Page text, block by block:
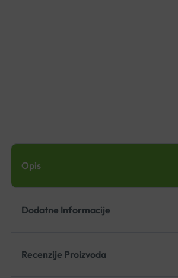
Opis
Dodatne Informacije
Recenzije Proizvoda